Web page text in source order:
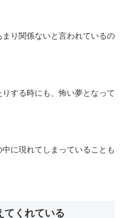
り関係ないと言われているの
する時にも、怖い夢となって
に現れてしまっていることも
てくれている